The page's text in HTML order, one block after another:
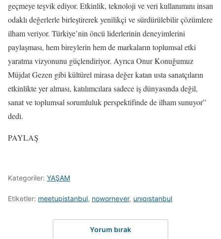
geçmeye teşvik ediyor. Etkinlik, teknoloji ve veri kullanımını insan
odaklı değerlerle birleştirerek yenilikçi ve sürdürülebilir çözümlere
ilham veriyor. Türkiye’nin öncü liderlerinin deneyimlerini
paylaşması, hem bireylerin hem de markaların toplumsal etki
yaratma vizyonunu güçlendiriyor. Ayrıca Onur Konuğumuz
Müjdat Gezen gibi kültürel mirasa değer katan usta sanatçıların
etkinlikte yer alması, katılımcılara sadece iş dünyasında değil,
sanat ve toplumsal sorumluluk perspektifinde de ilham sunuyor”
dedi.
PAYLAŞ
Kategoriler: YAŞAM
Etiketler: meetupistanbul, nowornever, unıqıstanbul
Yorum bırak